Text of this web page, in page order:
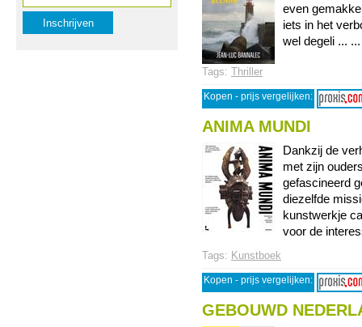
even
iets in het
wel degeli ...
Tags: Thriller
Kopen - prijs vergelijken:
ANIMA MUNDI
Dankzij de
met zijn
gefascineerd
diezelfde
kunstwerkje
voor de
Tags: Kunstboek
Kopen - prijs vergelijken:
GEBOUWD